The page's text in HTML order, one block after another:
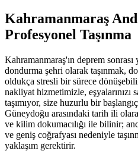
Kahramanmaraş
Profesyonel Taşınma
Kahramanmaraş'ın deprem
dondurma şehri olarak taşınmak,
oldukça stresli bir sürece
nakliyat hizmetimizle, eşyalarınızı
taşımıyor, size huzurlu bir
Güneydoğu arasındaki tarih ili
ve kilim dokumacılığı ile bilinir;
ve geniş coğrafyası nedeniyle
yaklaşım gerektirir.